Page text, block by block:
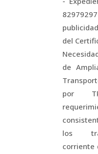
del
de
por
los
corriente